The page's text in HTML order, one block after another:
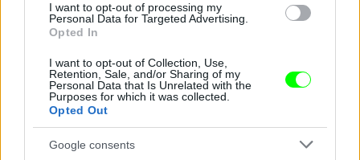
I want to opt-out of processing my
Personal Data for Targeted Advertising.
Opted In
I want to opt-out of Collection, Use,
Retention, Sale, and/or Sharing of my
Personal Data that Is Unrelated with the
Purposes for which it was collected.
Opted Out
Google consents